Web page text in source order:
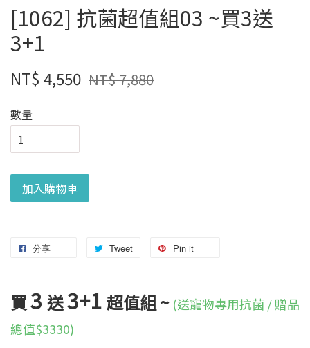
[1062] 抗菌超值組03 ~買3送
3+1
NT$ 4,550 NT$ 7,880
數量
加入購物車
分享 Tweet Pin it
買3 送3+1 超值組 ~ (送寵物專用抗菌 / 贈品
總值$3330)